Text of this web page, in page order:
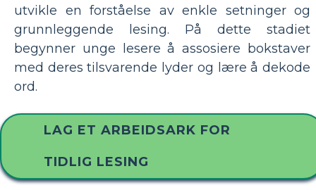
utvikle en forståelse av enkle setninger og
grunnleggende lesing. På dette stadiet
begynner unge lesere å assosiere bokstaver
med deres tilsvarende lyder og lære å dekode
ord.
LAG ET ARBEIDSARK FOR
TIDLIG LESING